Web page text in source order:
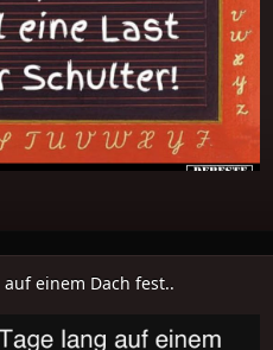
einem Dach fest..